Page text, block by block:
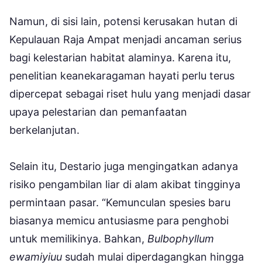
Namun, di sisi lain, potensi kerusakan hutan di
Kepulauan Raja Ampat menjadi ancaman serius
bagi kelestarian habitat alaminya. Karena itu,
penelitian keanekaragaman hayati perlu terus
dipercepat sebagai riset hulu yang menjadi dasar
upaya pelestarian dan pemanfaatan
berkelanjutan.
Selain itu, Destario juga mengingatkan adanya
risiko pengambilan liar di alam akibat tingginya
permintaan pasar. “Kemunculan spesies baru
biasanya memicu antusiasme para penghobi
untuk memilikinya. Bahkan, Bulbophyllum
ewamiyiuu sudah mulai diperdagangkan hingga